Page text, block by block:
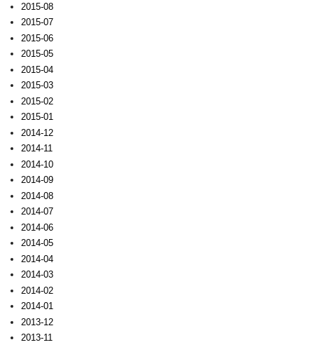
2015-08
2015-07
2015-06
2015-05
2015-04
2015-03
2015-02
2015-01
2014-12
2014-11
2014-10
2014-09
2014-08
2014-07
2014-06
2014-05
2014-04
2014-03
2014-02
2014-01
2013-12
2013-11